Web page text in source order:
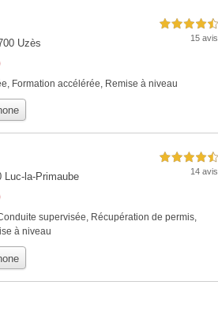
Uzès
4,5 étoiles sur 5
15 avis
, Formation accélérée, Remise à niveau
Luc-la-Primaube
4,5 étoiles sur 5
14 avis
supervisée, Récupération de permis,
à niveau